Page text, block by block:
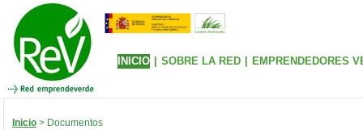
INICIO SOBRE LA RED EMPRENDEDORES
Inicio > Documentos